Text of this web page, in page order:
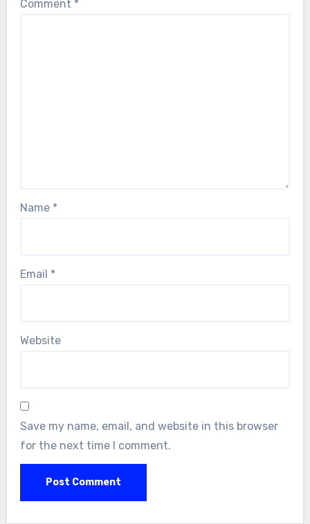
Comment *
Name *
Email *
Website
Save my name, email, and website in this browser
for the next time I comment.